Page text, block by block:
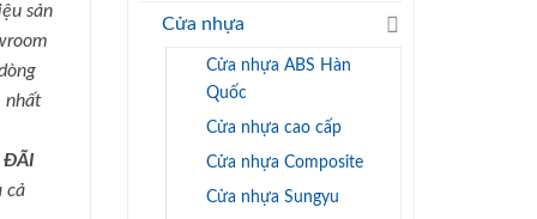
Cửa nhựa
Cửa nhựa ABS Hàn
Quốc
Cửa nhựa cao cấp
Cửa nhựa Composite
Cửa nhựa Sungyu
sản
nhất
ĐÃI
cả